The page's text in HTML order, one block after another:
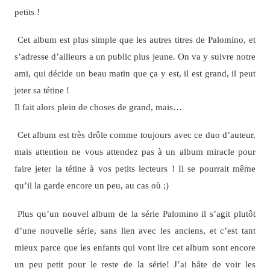
petits !
Cet album est plus simple que les autres titres de Palomino, et
s’adresse d’ailleurs a un public plus jeune. On va y suivre notre
ami, qui décide un beau matin que ça y est, il est grand, il peut
jeter sa tétine !
Il fait alors plein de choses de grand, mais…
Cet album est très drôle comme toujours avec ce duo d’auteur,
mais attention ne vous attendez pas à un album miracle pour
faire jeter la tétine à vos petits lecteurs ! Il se pourrait même
qu’il la garde encore un peu, au cas où ;)
Plus qu’un nouvel album de la série Palomino il s’agit plutôt
d’une nouvelle série, sans lien avec les anciens, et c’est tant
mieux parce que les enfants qui vont lire cet album sont encore
un peu petit pour le reste de la série! J’ai hâte de voir les